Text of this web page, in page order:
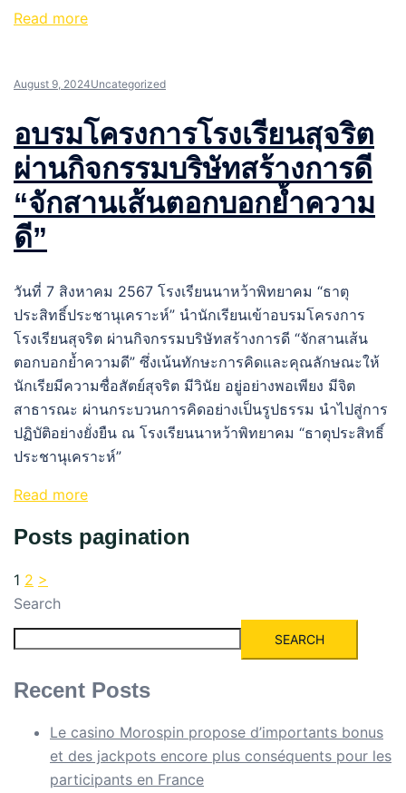
Read more
August 9, 2024Uncategorized
อบรมโครงการโรงเรียนสุจริต
ผ่านกิจกรรมบริษัทสร้างการดี
“จักสานเส้นตอกบอกย้ำความ
ดี”
วันที่ 7 สิงหาคม 2567 โรงเรียนนาหว้าพิทยาคม “ธาตุ
ประสิทธิ์ประชานุเคราะห์” นำนักเรียนเข้าอบรมโครงการ
โรงเรียนสุจริต ผ่านกิจกรรมบริษัทสร้างการดี “จักสานเส้น
ตอกบอกย้ำความดี” ซึ่งเน้นทักษะการคิดและคุณลักษณะให้
นักเรียมีความซื่อสัตย์สุจริต มีวินัย อยู่อย่างพอเพียง มีจิต
สาธารณะ ผ่านกระบวนการคิดอย่างเป็นรูปธรรม นำไปสู่การ
ปฏิบัติอย่างยั่งยืน ณ โรงเรียนนาหว้าพิทยาคม “ธาตุประสิทธิ์
ประชานุเคราะห์”
Read more
Posts pagination
1 2 >
Search
SEARCH
Recent Posts
Le casino Morospin propose d’importants bonus
et des jackpots encore plus conséquents pour les
participants en France